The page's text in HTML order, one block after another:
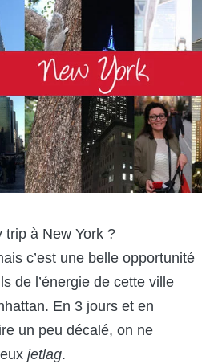
trip à New York ?
c’est une belle opportunité
de l’énergie de cette ville
En 3 jours et en
un peu décalé, on ne
jetlag.